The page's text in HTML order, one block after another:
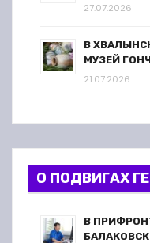
27.07.2026
В
МУЗЕЙ
21.07.2026
О ПОДВИГАХ
В